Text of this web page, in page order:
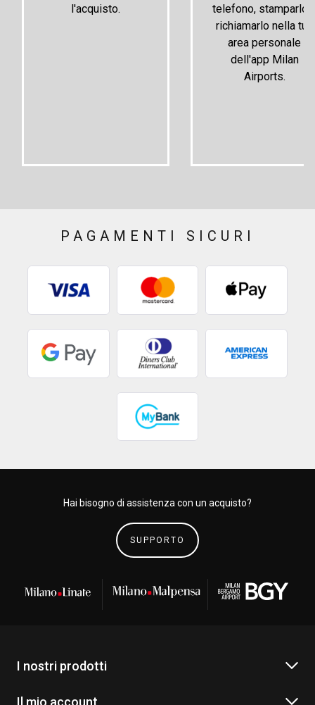
l'acquisto.
telefono, stamparlo
richiamarlo nella tua
area personale
dell'app Milan
Airports.
PAGAMENTI SICURI
Hai bisogno di assistenza con un acquisto?
SUPPORTO
I nostri prodotti
Il mio account